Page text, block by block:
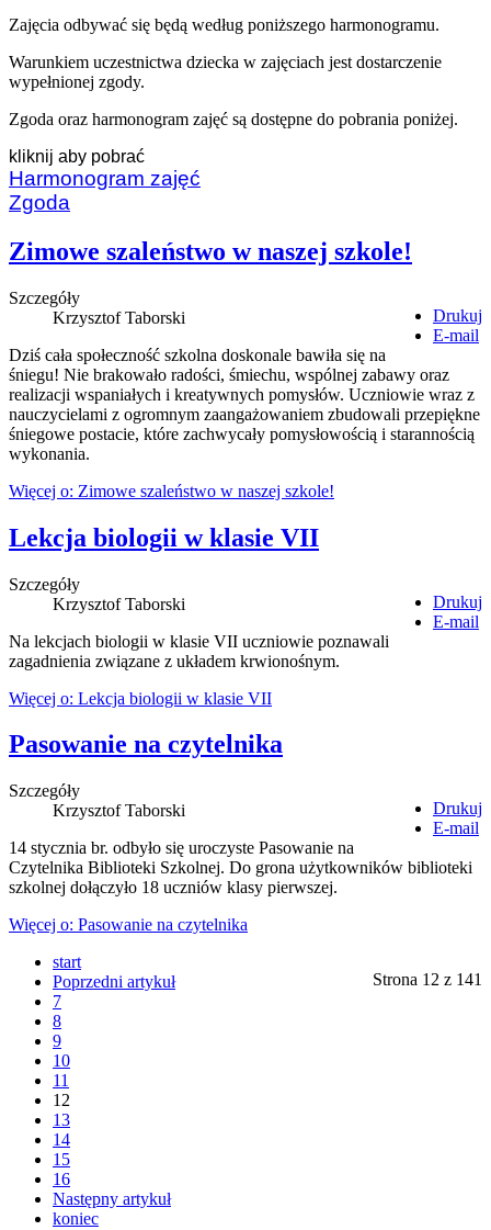
Zajęcia odbywać się będą według poniższego harmonogramu.
Warunkiem uczestnictwa dziecka w zajęciach jest dostarczenie
wypełnionej zgody.
Zgoda oraz harmonogram zajęć są dostępne do pobrania poniżej.
kliknij aby pobrać
Harmonogram zajęć
Zgoda
Zimowe szaleństwo w naszej szkole!
Drukuj
E-mail
Szczegóły
Krzysztof Taborski
Dziś cała społeczność szkolna doskonale bawiła się na
śniegu! Nie brakowało radości, śmiechu, wspólnej zabawy oraz
realizacji wspaniałych i kreatywnych pomysłów. Uczniowie wraz z
nauczycielami z ogromnym zaangażowaniem zbudowali przepiękne
śniegowe postacie, które zachwycały pomysłowością i starannością
wykonania.
Więcej o: Zimowe szaleństwo w naszej szkole!
Lekcja biologii w klasie VII
Drukuj
E-mail
Szczegóły
Krzysztof Taborski
Na lekcjach biologii w klasie VII uczniowie poznawali
zagadnienia związane z układem krwionośnym.
Więcej o: Lekcja biologii w klasie VII
Pasowanie na czytelnika
Drukuj
E-mail
Szczegóły
Krzysztof Taborski
14 stycznia br. odbyło się uroczyste Pasowanie na
Czytelnika Biblioteki Szkolnej. Do grona użytkowników biblioteki
szkolnej dołączyło 18 uczniów klasy pierwszej.
Więcej o: Pasowanie na czytelnika
Strona 12 z 141
start
Poprzedni artykuł
7
8
9
10
11
12
13
14
15
16
Następny artykuł
koniec